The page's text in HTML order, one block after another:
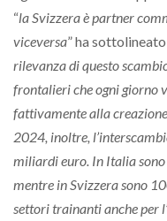
“la Svizzera è partner
viceversa” ha
rilevanza di questo
frontalieri che ogni giorno
fattivamente alla
2024, inoltre,
miliardi euro. In Italia
mentre in Svizzera sono
settori trainanti anche per